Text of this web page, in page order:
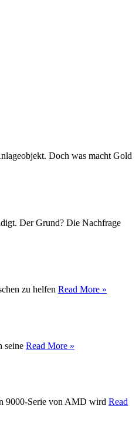
Doch was macht Gold
Der Grund? Die Nachfrage
zu helfen Read More »
seine Read More »
9000-Serie von AMD wird Read